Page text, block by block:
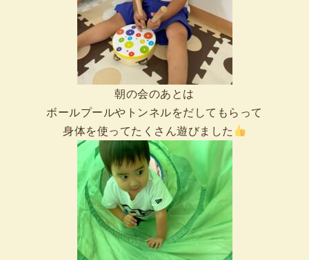
朝の会のあとは
ボールプールやトンネルをだしてもらって
身体を使ってたくさん遊びました